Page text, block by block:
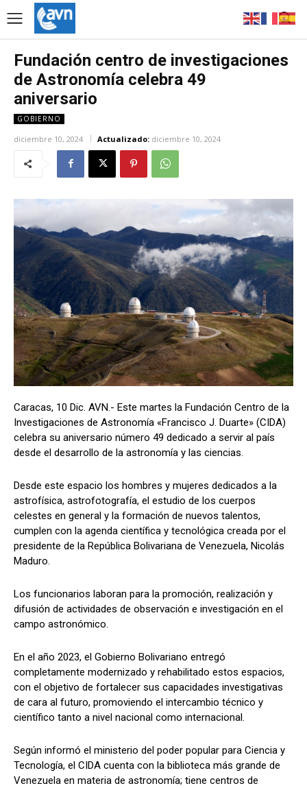
Fundación centro de investigaciones
de Astronomía celebra 49
aniversario
GOBIERNO
diciembre 10, 2024 Actualizado: diciembre 10, 2024
Caracas, 10 Dic. AVN.- Este martes la Fundación Centro de la
Investigaciones de Astronomía «Francisco J. Duarte» (CIDA)
celebra su aniversario número 49 dedicado a servir al país
desde el desarrollo de la astronomía y las ciencias.
Desde este espacio los hombres y mujeres dedicados a la
astrofísica, astrofotografía, el estudio de los cuerpos
celestes en general y la formación de nuevos talentos,
cumplen con la agenda científica y tecnológica creada por el
presidente de la República Bolivariana de Venezuela, Nicolás
Maduro.
Los funcionarios laboran para la promoción, realización y
difusión de actividades de observación e investigación en el
campo astronómico.
En el año 2023, el Gobierno Bolivariano entregó
completamente modernizado y rehabilitado estos espacios,
con el objetivo de fortalecer sus capacidades investigativas
de cara al futuro, promoviendo el intercambio técnico y
científico tanto a nivel nacional como internacional.
Según informó el ministerio del poder popular para Ciencia y
Tecnología, el CIDA cuenta con la biblioteca más grande de
Venezuela en materia de astronomía; tiene centros de